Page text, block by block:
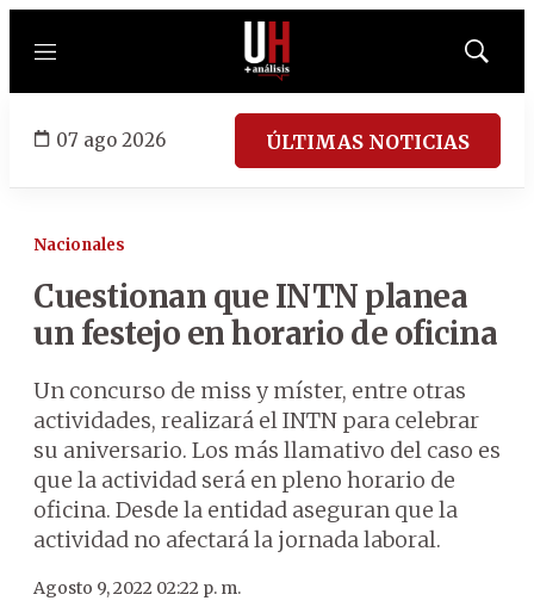
Menú
Mostrar
07 ago 2026 ÚLTIMAS NOTICIAS
Nacionales
Cuestionan que INTN planea
un festejo en horario de oficina
Un concurso de miss y míster, entre otras
actividades, realizará el INTN para celebrar
su aniversario. Los más llamativo del caso es
que la actividad será en pleno horario de
oficina. Desde la entidad aseguran que la
actividad no afectará la jornada laboral.
Agosto 9, 2022 02:22 p. m.